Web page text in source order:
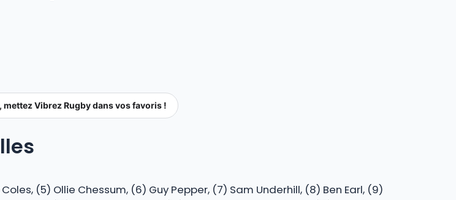
Vibrez Rugby dans vos favoris !
(5) Ollie Chessum, (6) Guy Pepper, (7) Sam Underhill, (8) Ben Earl, (9)